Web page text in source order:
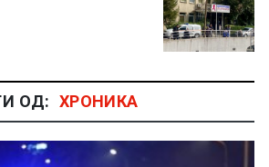
ОД: ХРОНИКА